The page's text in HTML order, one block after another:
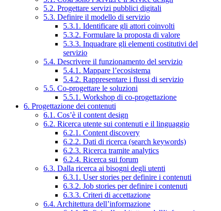
5.2. Progettare servizi pubblici digitali
5.3. Definire il modello di servizio
5.3.1. Identificare gli attori coinvolti
5.3.2. Formulare la proposta di valore
5.3.3. Inquadrare gli elementi costitutivi del
servizio
5.4. Descrivere il funzionamento del servizio
5.4.1. Mappare l’ecosistema
5.4.2. Rappresentare i flussi di servizio
5.5. Co-progettare le soluzioni
5.5.1. Workshop di co-progettazione
6. Progettazione dei contenuti
6.1. Cos’è il content design
6.2. Ricerca utente sui contenuti e il linguaggio
6.2.1. Content discovery
6.2.2. Dati di ricerca (search keywords)
6.2.3. Ricerca tramite analytics
6.2.4. Ricerca sui forum
6.3. Dalla ricerca ai bisogni degli utenti
6.3.1. User stories per definire i contenuti
6.3.2. Job stories per definire i contenuti
6.3.3. Criteri di accettazione
6.4. Architettura dell’informazione